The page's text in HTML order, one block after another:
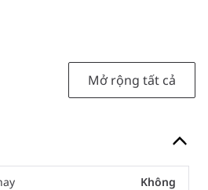
Mở rộng tất cả
Không